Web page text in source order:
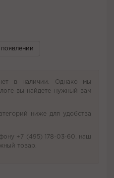
в наличии. Однако мы
вы найдете нужный вам
ниже для удобства
+7 (495) 178-03-60, наш
товар.